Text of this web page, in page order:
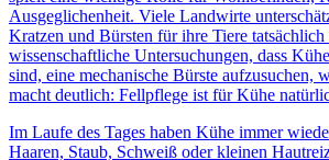
Ausgeglichenheit. Viele Landwirte
Kratzen und Bürsten für ihre Tiere tatsächlich
wissenschaftliche Untersuchungen, dass
sind, eine mechanische Bürste aufzusuchen,
macht deutlich: Fellpflege ist für Kühe
Im Laufe des Tages haben Kühe immer
Haaren, Staub, Schweiß oder kleinen